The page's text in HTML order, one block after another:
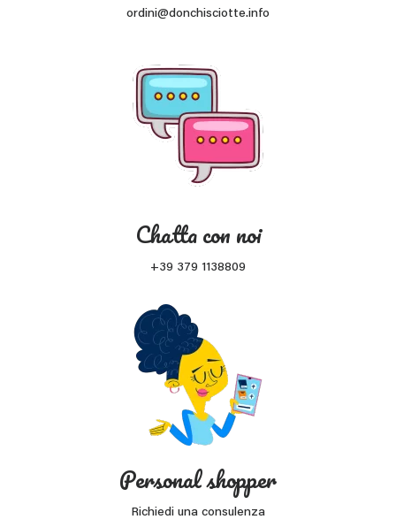
ordini@donchisciotte.info
Chatta con noi
+39 379 1138809
Personal shopper
Richiedi una consulenza